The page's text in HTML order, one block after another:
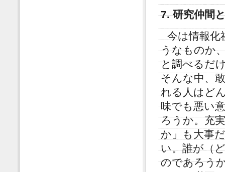
7. 研究仲間
今は情報化
うなものか
と調べるだ
そんな中、
れる人はど
味でも悪い
ろうか。充
か」も大事
い。誰が（
のであろう